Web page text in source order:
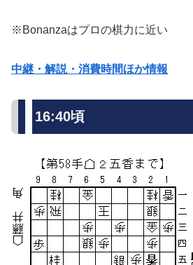
※Bonanzaはプロの棋力に近い
中継・解説・消費時間ほか情報
16:40頃